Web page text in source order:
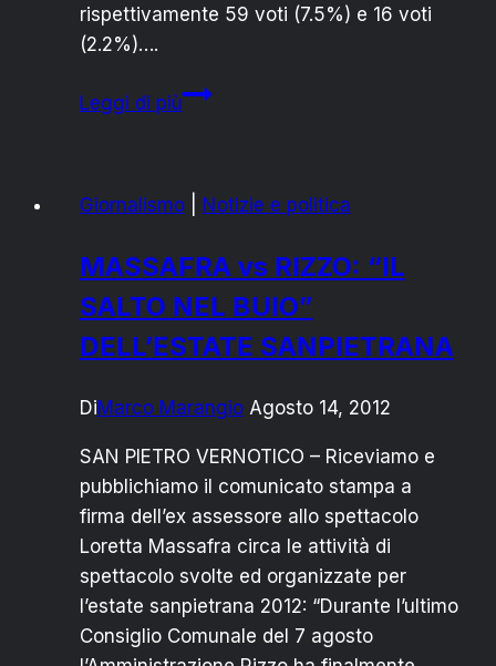
rispettivamente 59 voti (7.5%) e 16 voti
(2.2%)….
Leggi di piùPRIMARIE
EMILIANO
IL
90%
Giornalismo Notizie e politica
MASSAFRA vs RIZZO: “IL
SALTO NEL BUIO”
DELL’ESTATE SANPIETRANA
DiMarco Marangio Agosto 14, 2012
SAN PIETRO VERNOTICO – Riceviamo e
pubblichiamo il comunicato stampa a
firma dell’ex assessore allo spettacolo
Loretta Massafra circa le attività di
spettacolo svolte ed organizzate per
l’estate sanpietrana 2012: “Durante l’ultimo
Consiglio Comunale del 7 agosto